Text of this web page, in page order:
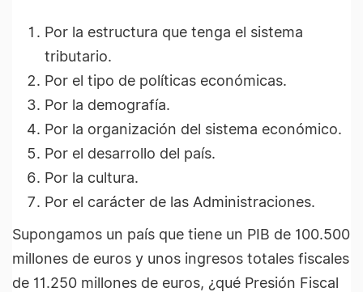
Por la estructura que tenga el sistema
tributario.
Por el tipo de políticas económicas.
Por la demografía.
Por la organización del sistema económico.
Por el desarrollo del país.
Por la cultura.
Por el carácter de las Administraciones.
Supongamos un país que tiene un PIB de 100.500
millones de euros y unos ingresos totales fiscales
de 11.250 millones de euros, ¿qué Presión Fiscal